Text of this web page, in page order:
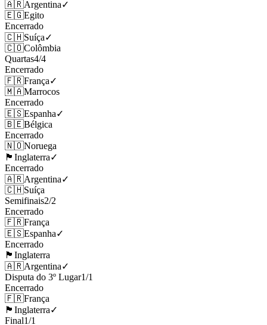
🇦🇷Argentina✓
🇪🇬Egito
Encerrado
🇨🇭Suíça✓
🇨🇴Colômbia
Quartas4/4
Encerrado
🇫🇷França✓
🇲🇦Marrocos
Encerrado
🇪🇸Espanha✓
🇧🇪Bélgica
Encerrado
🇳🇴Noruega
🏴󠁧󠁢󠁥󠁮󠁧󠁿 Inglaterra✓
Encerrado
🇦🇷Argentina✓
🇨🇭Suíça
Semifinais2/2
Encerrado
🇫🇷França
🇪🇸Espanha✓
Encerrado
🏴󠁧󠁢󠁥󠁮󠁧󠁿 Inglaterra
🇦🇷Argentina✓
Disputa do 3º Lugar1/1
Encerrado
🇫🇷França
🏴󠁧󠁢󠁥󠁮󠁧󠁿 Inglaterra✓
Final1/1